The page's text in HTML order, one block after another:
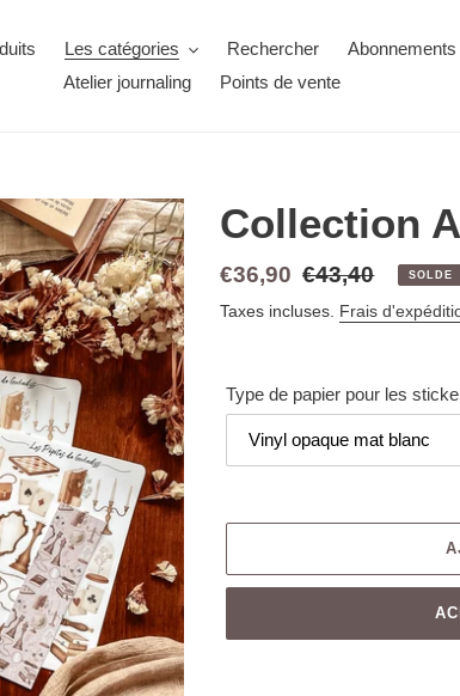
Les catégories Rechercher
Atelier journaling
Points de vente
Collection
€36,90 €43,40 SOLDE
Taxes incluses. Frais
Type de papier pour les